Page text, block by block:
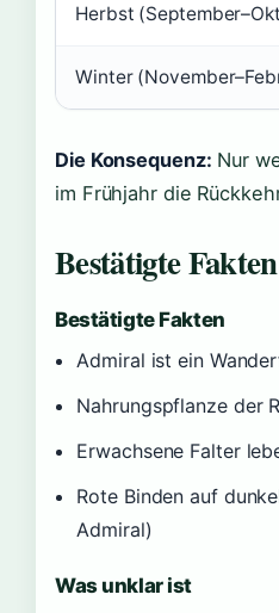
Herbst
Winter
Die Konsequenz: Nur
im Frühjahr die
Bestätigte
Bestätigte Fakten
Admiral ist ein
Nahrungspflanze der
Erwachsene Falter
Rote Binden auf
Admiral)
Was unklar ist